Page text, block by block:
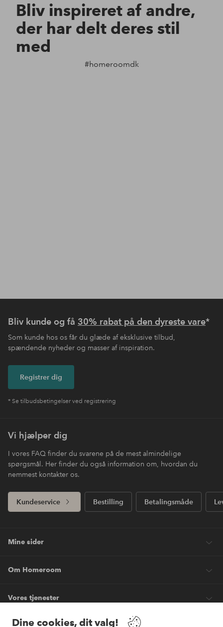
Dine cookies, dit valg!
Bliv inspireret af andre,
der har delt deres stil
med
#homeroomdk
Bliv kunde og få 30% rabat på den dyreste vare*
Som kunde hos os får du glæde af eksklusive tilbud,
spændende nyheder og masser af inspiration.
Registrer dig
* Se tilbudsbetingelser ved registrering
Vi hjælper dig
I vores FAQ finder du svarene på de mest almindelige
spørgsmål. Her finder du også information om, hvordan du
nemmest kontakter os.
Kundeservice Bestilling Betalingsmåde
Mine sider
Om Homeroom
Vores tjenester